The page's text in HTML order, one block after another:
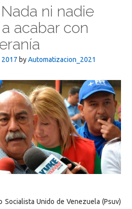
ni nadie
acabar con
2017 byAutomatizacion_2021
Unido de Venezuela (Psuv)